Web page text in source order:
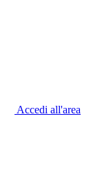
Accedi all'area